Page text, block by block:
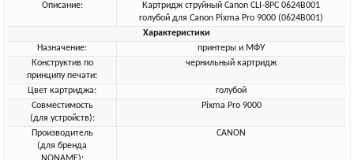
Описание:
Картридж струйный Canon CLI-8PC 0624B001
голубой для Canon Pixma Pro 9000 (0624B001)
Характеристики
Назначение:
принтеры и МФУ
Конструктив по
принципу печати:
чернильный картридж
Цвет картриджа:
голубой
Совместимость
(для устройств):
Pixma Pro 9000
Производитель
(для бренда
CANON